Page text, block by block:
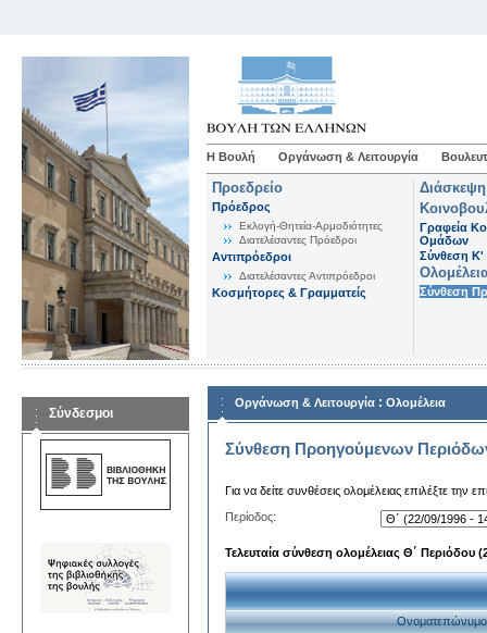
Η Βουλή Οργάνωση & Λειτουργία
Προεδρείο
Πρόεδρος
Εκλογή-Θητεία-Αρμοδιότητες
Διατελέσαντες Πρόεδροι
Αντιπρόεδροι
Διατελέσαντες Αντιπρόεδροι
Κοσμήτορες & Γραμματείς
Γραφεία
Ομάδων
Σύνθεση K'
Σύνθεση
Σύνδεσμοι
Οργάνωση & Λειτουργία : Ολομέλεια
Σύνθεση Προηγούμενων
Για να δείτε συνθέσεις ολομέλειας επιλέξτε την
Περίοδος:
Τελευταία σύνθεση ολομέλειας Θ΄ Περιόδου
Ονοματεπώνυμο